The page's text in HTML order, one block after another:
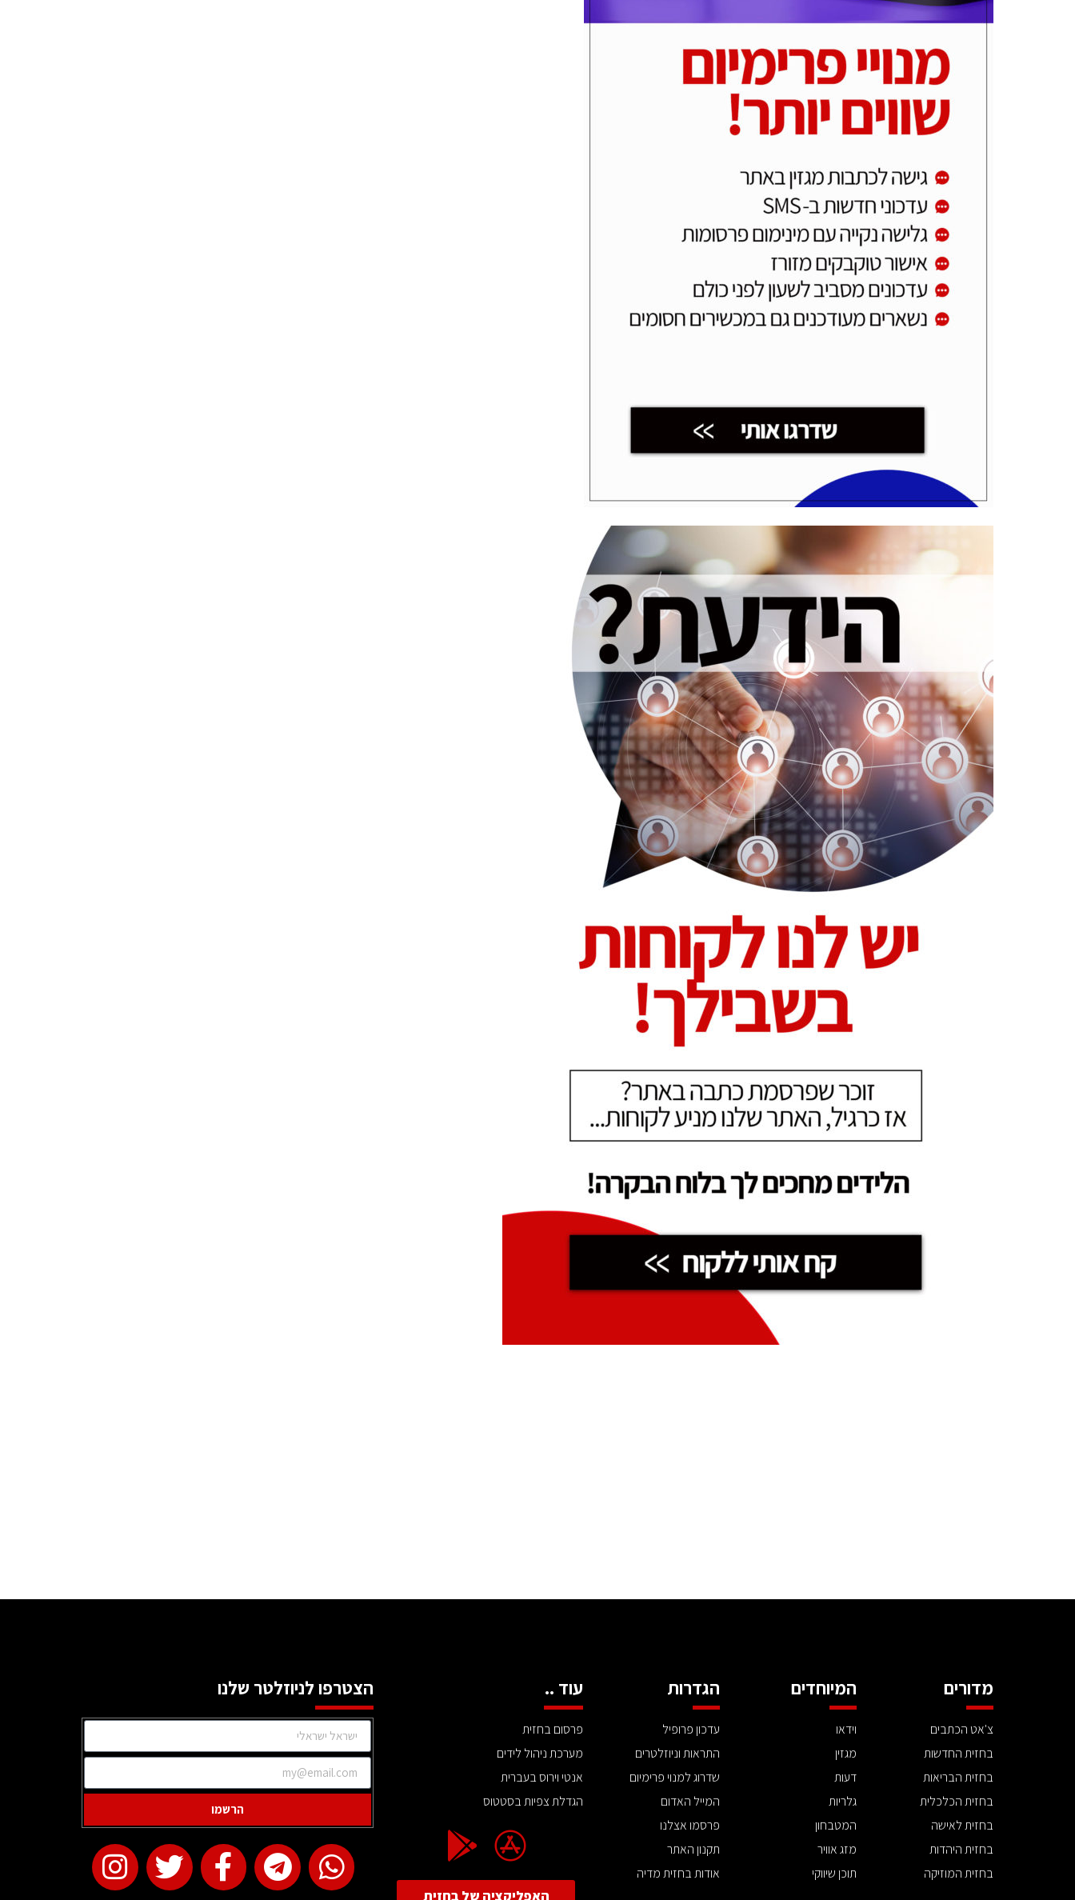
מדורים
צ'אט הכתבים
בחזית החדשות
בחזית הבריאות
בחזית הכלכלית
בחזית לאישה
בחזית היהדות
בחזית המוזיקה
המיוחדים
וידאו
מגזין
דעות
גלריות
המטבחון
מזג אוויר
תוכן שיווקי
הגדרות
עדכון פרופיל
התראות וניוזלטרים
שדרוג למנוי פרימיום
המייל האדום
פרסמו אצלנו
תקנון האתר
אודות בחזית מדיה
עוד ..
פרסום בחזית
מערכת ניהול לידים
אנטי וירוס בעברית
הגדלת צפיות בסטטוס
האפליקציה של בחזית
הצטרפו לניוזלטר שלנו
הרשמו